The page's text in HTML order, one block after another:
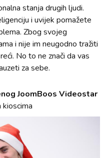
stanja drugih ljudi.
i uvijek pomažete
Zbog svojeg
i nije im neugodno tražiti
No to ne znači da vas
za sebe.
JoomBoos Videostar
kioscima